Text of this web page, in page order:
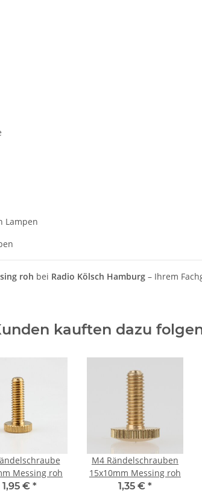
Lampen
roh bei Radio Kölsch Hamburg – Ihrem
kauften dazu
Messing roh
1,95 € *
M4 Rändelschrauben
15x10mm Messing roh
1,35 € *